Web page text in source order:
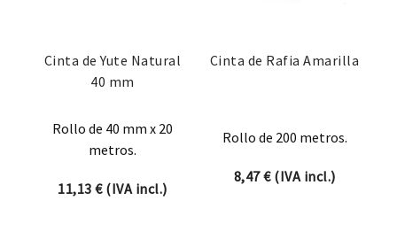
Cinta de Yute Natural
40 mm
Rollo de 40 mm x 20
metros.
11,13€(IVA incl.)
Cinta de Rafia Amarilla
Rollo de 200 metros.
8,47€(IVA incl.)